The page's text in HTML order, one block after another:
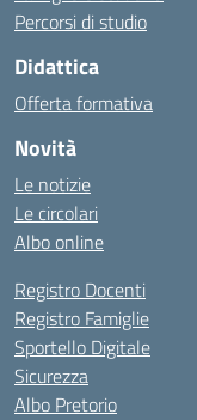
Percorsi di studio
Didattica
Offerta formativa
Novità
Le notizie
Le circolari
Albo online
Registro Docenti
Registro Famiglie
Sportello Digitale
Sicurezza
Albo Pretorio